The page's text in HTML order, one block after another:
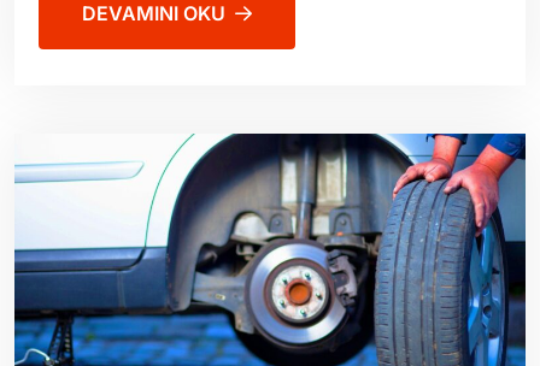
DEVAMINI OKU